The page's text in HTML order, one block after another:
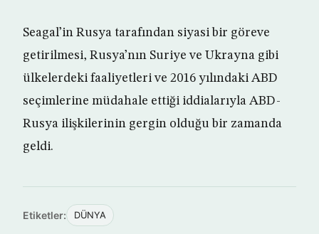
Seagal’in Rusya tarafından siyasi bir göreve
getirilmesi, Rusya’nın Suriye ve Ukrayna gibi
ülkelerdeki faaliyetleri ve 2016 yılındaki ABD
seçimlerine müdahale ettiği iddialarıyla ABD-
Rusya ilişkilerinin gergin olduğu bir zamanda
geldi.
Etiketler: DÜNYA